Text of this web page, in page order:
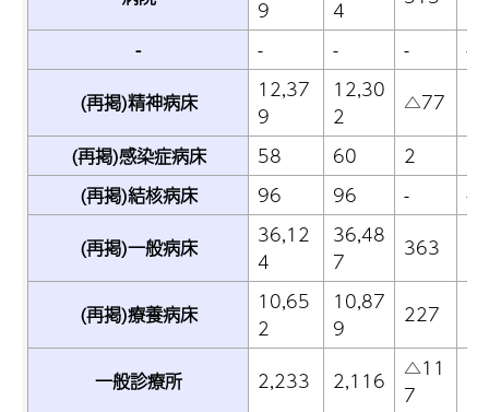
9 4
-
- - -
-
(再掲)精神病床
12,37
9
12,30
2
△77
(再掲)感染症病床
58 60 2
(再掲)結核病床
96 96 -
-
(再掲)一般病床
36,12
4
36,48
7
363
(再掲)療養病床
10,65
2
10,87
9
227
一般診療所 2,233 2,116
△11
7